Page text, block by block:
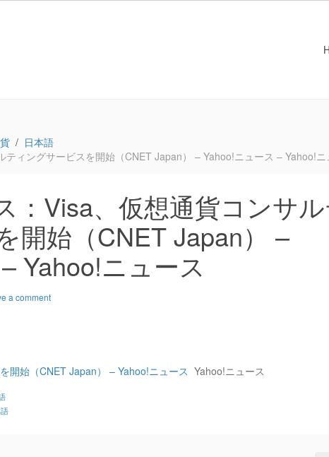
日本語
ィングサービスを開始（CNET Japan） – Yahoo!ニュース – Yahoo!ニ
：Visa、仮想通貨コンサ
開始（CNET Japan） –
Yahoo!ニュース
a comment
開始（CNET Japan） – Yahoo!ニュース Yahoo!ニュース